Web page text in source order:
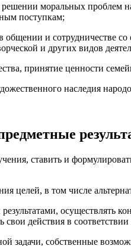
моральных
поступкам;
и сотрудничестве
и других видов
принятие ценности
наследия
ставить и
целей, в том числе
осуществлять
действия в
задачи, собственные